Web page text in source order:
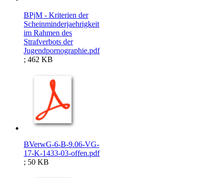
BPjM - Kriterien der
Scheinminderjaehrigkeit
im Rahmen des
Strafverbots der
Jugendpornographie.pdf
; 462 KB
BVerwG-6-B-9.06-VG-
17-K-1433-03-offen.pdf
; 50 KB